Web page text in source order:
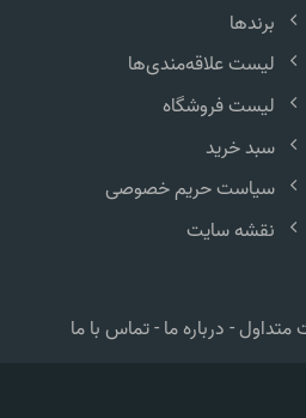
برندها
لیست علاقه‌مندی‌ها
لیست فروشگاه
سبد خرید
سیاست حریم خصوصی
نقشه سایت
متداول-درباره ما-تماس با ما